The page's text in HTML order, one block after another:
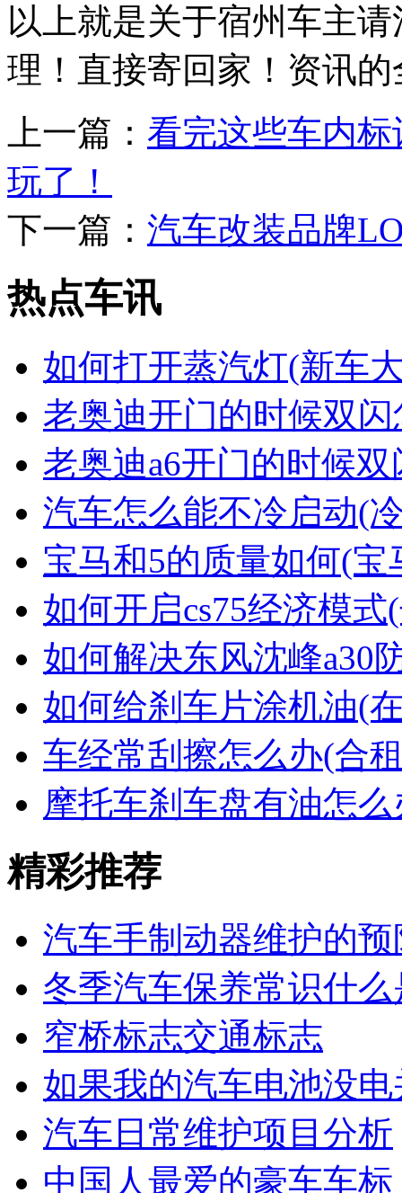
以上就是关于宿州车主
理！直接寄回家！资讯
上一篇： 看完这些车内
玩了！
下一篇： 汽车改装品牌
热点车讯
如何打开蒸汽灯(新车
老奥迪开门的时候双
老奥迪a6开门的时候
汽车怎么能不冷启动(
宝马和5的质量如何(宝
如何开启cs75经济模式
如何解决东风沈峰a30
如何给刹车片涂机油(
车经常刮擦怎么办(合
摩托车刹车盘有油怎
精彩推荐
汽车手制动器维护的预
冬季汽车保养常识什么
窄桥标志交通标志
如果我的汽车电池没电
汽车日常维护项目分析
中国人最爱的豪车车标